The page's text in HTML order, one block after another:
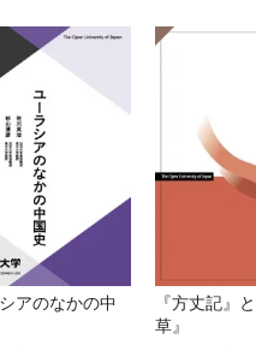
アのなかの中
『方丈記』
草』